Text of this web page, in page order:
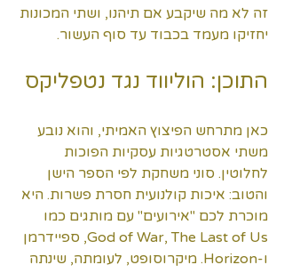
זה לא מה שיקבע אם תיהנו, ושתי המכונות
יחזיקו מעמד בכבוד עד סוף העשור.
התוכן: הוליווד נגד נטפליקס
כאן מתרחש הפיצוץ האמיתי, והוא נובע
משתי אסטרטגיות עסקיות הפוכות
לחלוטין. סוני משחקת לפי הספר הישן
והטוב: איכות קולנועית חסרת פשרות. היא
מוכרת לכם "אירועים" עם מותגים כמו
God of War, The Last of Us, ספיידרמן
ו-Horizon. מיקרוסופט, לעומתה, שינתה